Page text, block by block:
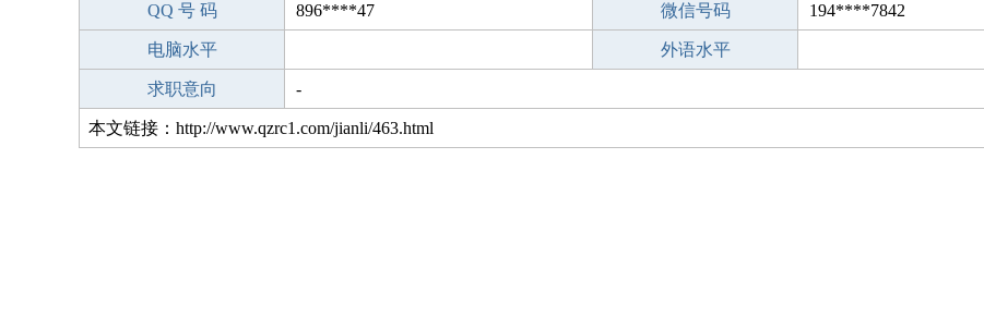
QQ 号 码 896****47 微信号码 194****7842
电脑水平 外语水平
求职意向 -
本文链接：http://www.qzrc1.com/jianli/463.html